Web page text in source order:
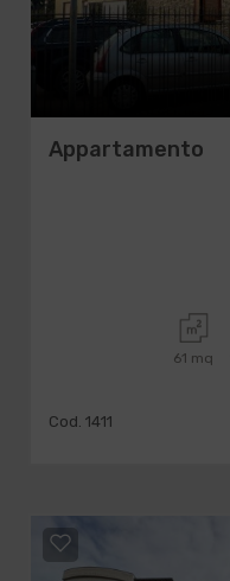
Appartamento
61 mq
Cod. 1411